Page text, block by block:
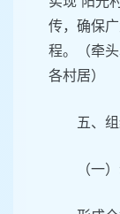
传，确保
程。（牵
各村居）
五、
（一